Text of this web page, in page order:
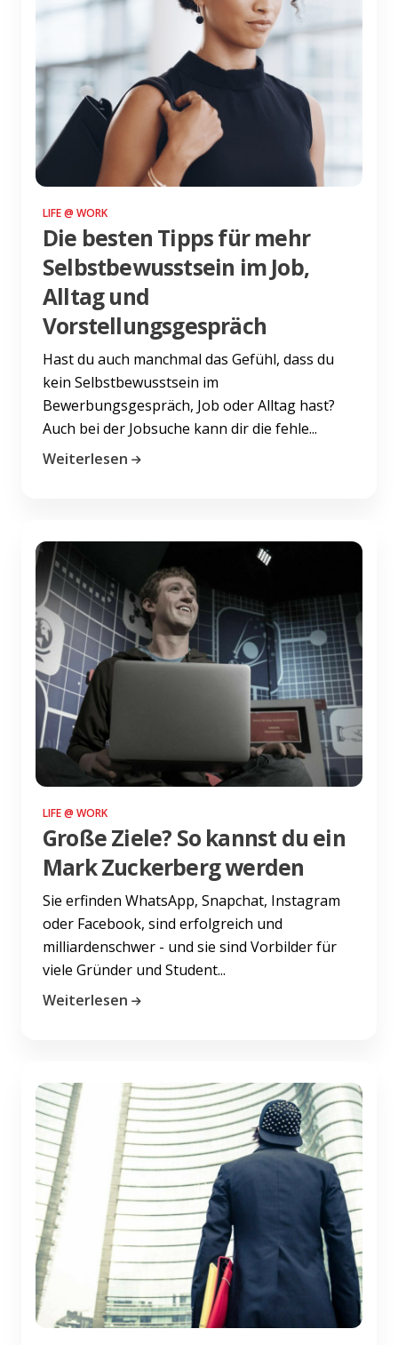
LIFE @ WORK
Die besten Tipps für mehr
Selbstbewusstsein im Job,
Alltag und
Vorstellungsgespräch
Hast du auch manchmal das Gefühl, dass du
kein Selbstbewusstsein im
Bewerbungsgespräch, Job oder Alltag hast?
Auch bei der Jobsuche kann dir die fehle...
Weiterlesen
LIFE @ WORK
Große Ziele? So kannst du ein
Mark Zuckerberg werden
Sie erfinden WhatsApp, Snapchat, Instagram
oder Facebook, sind erfolgreich und
milliardenschwer - und sie sind Vorbilder für
viele Gründer und Student...
Weiterlesen